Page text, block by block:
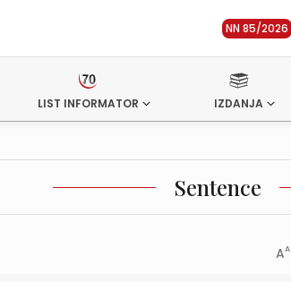
NN 85/2026
LIST INFORMATOR IZDANJA
Sentence
AA